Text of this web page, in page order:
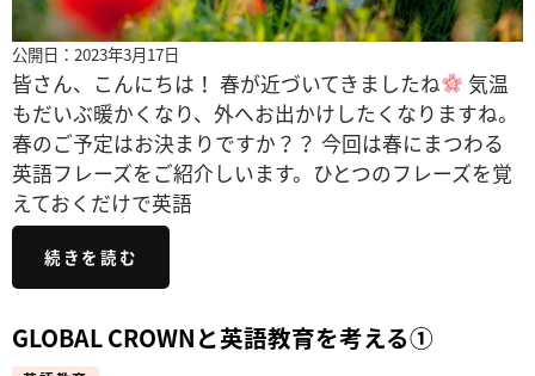
公開日：2023年3月17日
皆さん、こんにちは！ 春が近づいてきましたね
気温
もだいぶ暖かくなり、外へお出かけしたくなりますね。
春のご予定はお決まりですか？？ 今回は春にまつわる
英語フレーズをご紹介しいます。ひとつのフレーズを覚
えておくだけで英語
続きを読む
GLOBAL CROWNと英語教育を考える①